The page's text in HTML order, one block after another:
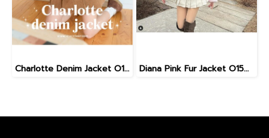
Charlotte Denim Jacket O15001 Diana Pink Fur Jacket O15002